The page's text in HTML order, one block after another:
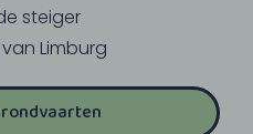
steiger
Limburg